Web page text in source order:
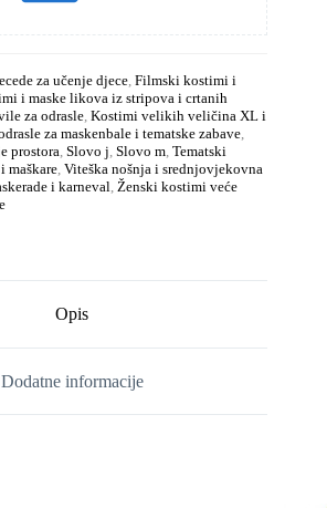
za učenje djece, Filmski kostimi i
i maske likova iz stripova i crtanih
za odrasle, Kostimi velikih veličina XL i
za maskenbale i tematske zabave,
prostora, Slovo j, Slovo m, Tematski
maškare, Viteška nošnja i srednjovjekovna
i karneval, Ženski kostimi veće
Opis
Dodatne informacije